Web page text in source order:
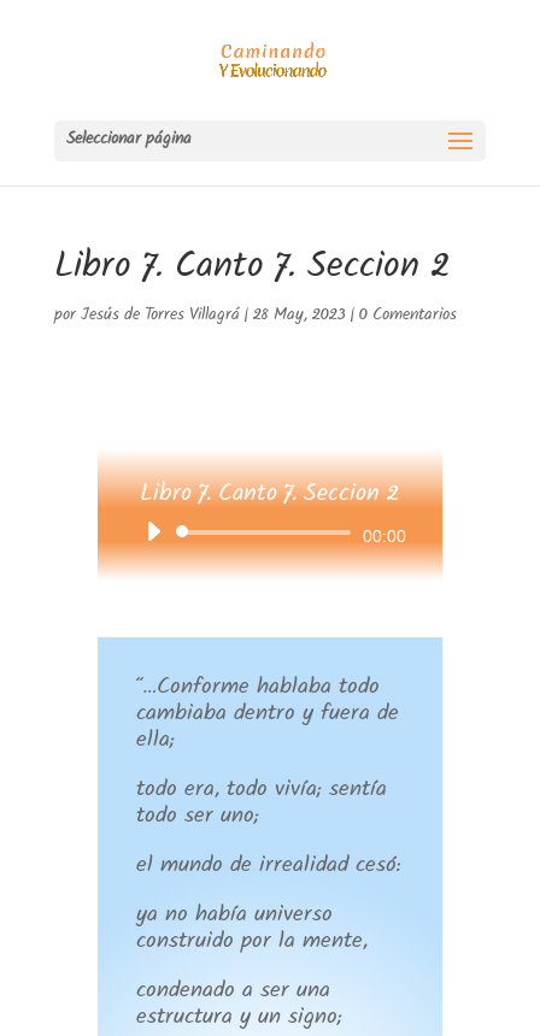
Seleccionar página
Libro 7. Canto 7. Seccion 2
por Jesús de Torres Villagrá | 28 May, 2023 | 0 Comentarios
Libro 7. Canto 7. Seccion 2
Reproductor
de
00:00
“…Conforme hablaba todo
cambiaba dentro y fuera de
ella;
todo era, todo vivía; sentía
todo ser uno;
el mundo de irrealidad cesó:
ya no había universo
construido por la mente,
condenado a ser una
estructura y un signo;